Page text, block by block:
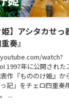
】アシタカせっ
奏』
watch?
1997年に公開された
作『もののけ姫』か
記」をチェロ四重奏
...